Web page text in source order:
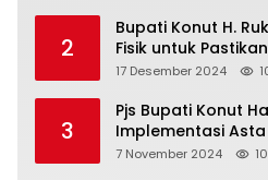
2
Bupati Konut H.
Fisik untuk
Perencanaan
17 Desember 2024
3
Pjs Bupati Konut
Implementasi
Emas
7 November 2024